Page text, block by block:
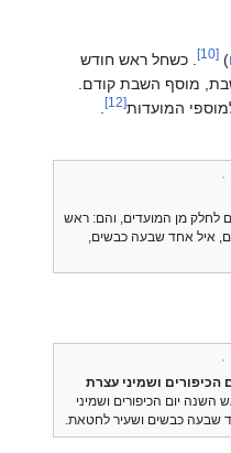
)
[10]
. כשחל ראש חודש
מוסף השבת קודם.
המועדות[12]
לחלק מן המועדים, והם: ראש
איל אחד שבעה כבשים,
ושמיני עצרת
השנה יום הכיפורים ושמיני
שבעה כבשים ושעיר לחטאת.